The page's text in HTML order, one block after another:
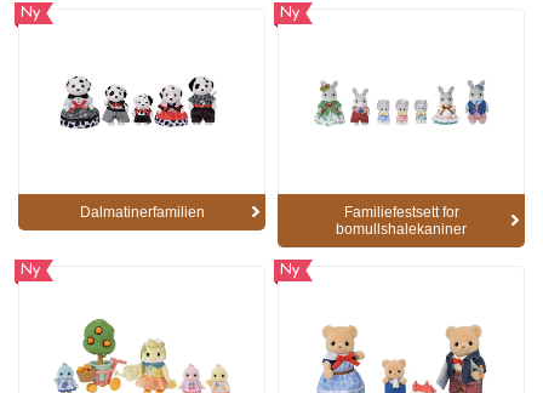
Ny
Dalmatinerfamilien
Ny
Familiefestsett for
bomullshalekaniner
Ny Ny